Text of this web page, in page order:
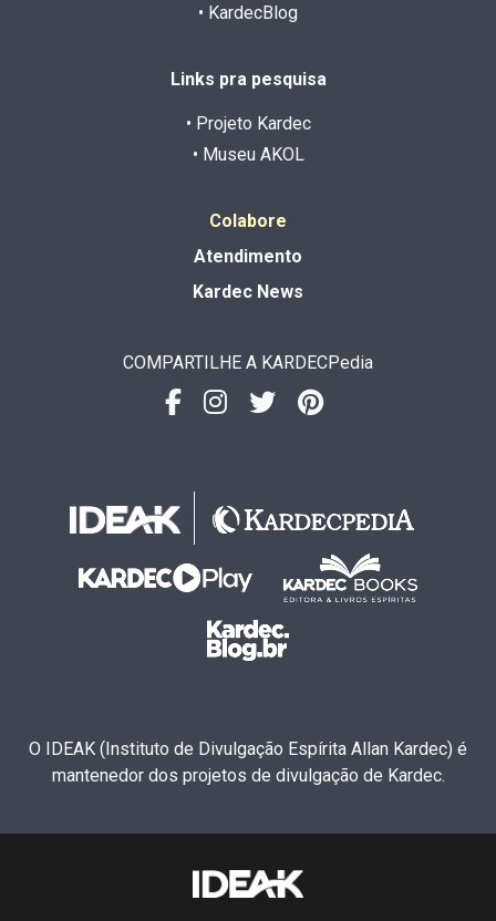
• KardecBlog
Links pra pesquisa
• Projeto Kardec
• Museu AKOL
Colabore
Atendimento
Kardec News
COMPARTILHE A KARDECPedia
O IDEAK (Instituto de Divulgação Espírita Allan Kardec) é
mantenedor dos projetos de divulgação de Kardec.